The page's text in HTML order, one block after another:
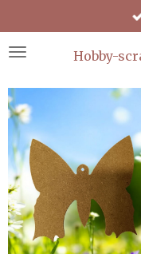
direct
naar
hoofdinhoud
Hobby-